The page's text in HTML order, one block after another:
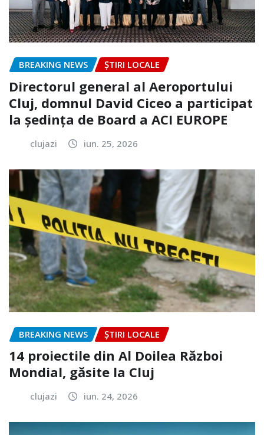
BREAKING NEWS ȘTIRI LOCALE
Directorul general al Aeroportului
Cluj, domnul David Ciceo a participat
la ședința de Board a ACI EUROPE
clujazi iun. 25, 2026
BREAKING NEWS ȘTIRI LOCALE
14 proiectile din Al Doilea Război
Mondial, găsite la Cluj
clujazi iun. 24, 2026